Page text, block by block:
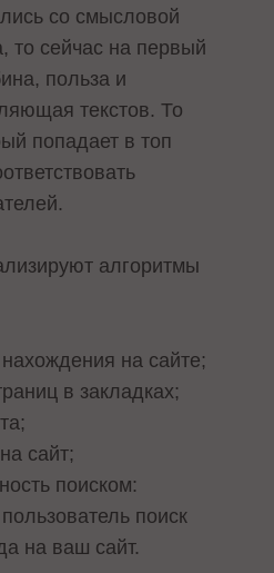
со смысловой
то сейчас на первый
польза и
текстов. То
попадает в топ
алгоритмы
на сайте;
в закладках;
сайт;
поиском:
поиск
на ваш сайт.